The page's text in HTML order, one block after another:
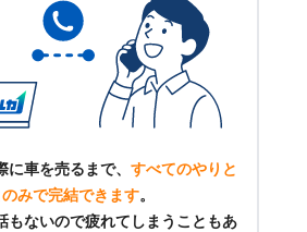
車を売るまで、 すべてのやりと
みで完結できます。
もないので疲れてしまうこともあ